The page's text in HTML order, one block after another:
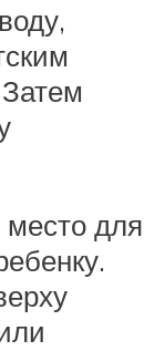
место для